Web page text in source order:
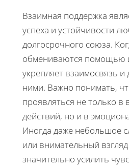
Взаимная поддержка
успеха и устойчивости
долгосрочного союза.
обмениваются помощью
укрепляет взаимосвязь
ними. Важно понимать,
проявляться не только в
действий, но и в
Иногда даже небольшое
или внимательный
значительно усилить